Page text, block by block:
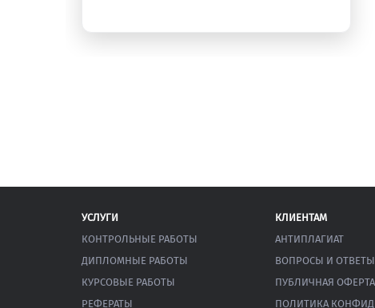
УСЛУГИ
КОНТРОЛЬНЫЕ РАБОТЫ
ДИПЛОМНЫЕ РАБОТЫ
КУРСОВЫЕ РАБОТЫ
РЕФЕРАТЫ
КЛИЕНТАМ
АНТИПЛАГИАТ
ВОПРОСЫ И ОТВЕТЫ
ПУБЛИЧНАЯ ОФЕРТА
ПОЛИТИКА